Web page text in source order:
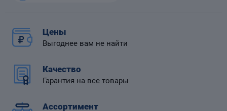
Цены
Выгоднее вам не найти
Качество
Гарантия на все товары
Ассортимент